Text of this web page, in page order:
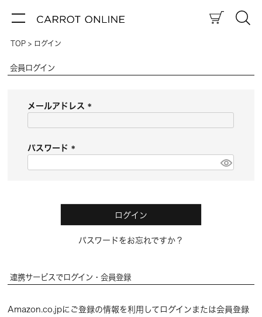
TOP ログイン
会員ログイン
メールアドレス
パスワード
ログイン
パスワードをお忘れですか？
連携サービスでログイン・会員登録
Amazon.co.jpにご登録の情報を利用してログインまたは会員登録